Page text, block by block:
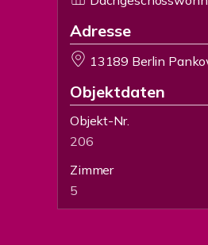
Adresse
13189 Berlin
Objektdaten
Objekt-Nr.
206
Zimmer
5